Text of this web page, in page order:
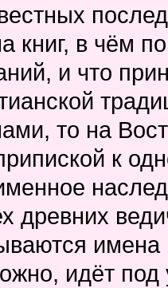
книг, в чём
и что
то на
к
древних
имена
идёт под